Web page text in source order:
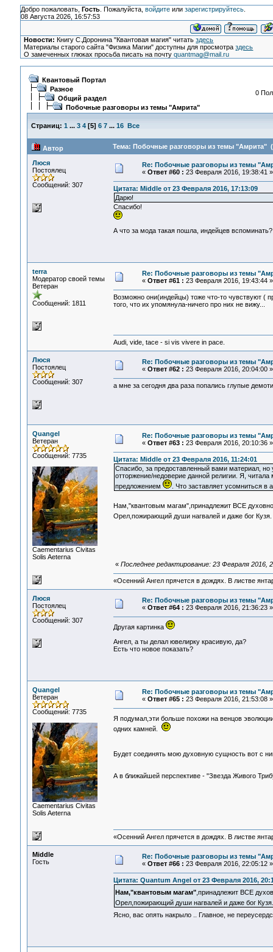
Добро пожаловать, Гость. Пожалуйста, войдитеили зарегистрируйтесь.
08 Августа 2026, 16:57:53
Новости: Книгу С.Доронина "Квантовая магия" читатьздесь
Материалы старого сайта "Физика Магии" доступны для просмотраздесь
О замеченных глюках просьба писать на почтуquantmag@mail.ru
Квантовый Портал
Разное
Общий раздел
Побочные разговоры из темы "Амрита"
0
Страниц: 1 ... 3 4[5] 6 7 ... 16 Все
Автор Тема: Побочные разговоры из темы "Амрита"
Люся
Постоялец
Сообщений: 307
Re: Побочные разговоры из темы
« Ответ #60 : 23 Февраля 2016, 19:38:41 »
Цитата: Middle от 23 Февраля 2016, 17:13:09
Дарю!
Спасибо!
А что за мода такая пошла, индейцев вспоминать?
terra
Модератор своей темы
Ветеран
Сообщений: 1811
Re: Побочные разговоры из темы
« Ответ #61 : 23 Февраля 2016, 19:43:44 »
Возможно они(индейцы) тоже что-то чувствуют (
того, что их упомянула-ничего про них не вижу...
Audi, vide, tace - si vis vivere in pace.
Люся
Постоялец
Сообщений: 307
Re: Побочные разговоры из темы
« Ответ #62 : 23 Февраля 2016, 20:04:00 »
а мне за сегодня два раза попались глупые
Quangel
Ветеран
Сообщений: 7735
Сaementarius Civitas
Solis Aeterna
Re: Побочные разговоры из темы
« Ответ #63 : 23 Февраля 2016, 20:10:36 »
Цитата: Middle от 23 Февраля 2016, 11:24:01
Спасибо, за предоставленный вами материал,
отторжение/недоверие данной религии. Я,
предложением
. Что заставляет усомниться в
Нам,"квантовым магам",принадлежит ВСЕ
Орел,пожирающий души нагвалей и даже бог
« Последнее редактирование: 23 Февраля 2016,
«Осенний Ангел прячется в дождях. В листве
Люся
Постоялец
Сообщений: 307
Re: Побочные разговоры из темы
« Ответ #64 : 23 Февраля 2016, 21:36:23 »
Другая картинка
Ангел, а ты делал ювелирку красивую, да?
Есть что новое показать?
Quangel
Ветеран
Сообщений: 7735
Сaementarius Civitas
Solis Aeterna
Re: Побочные разговоры из темы
« Ответ #65 : 23 Февраля 2016, 21:53:08 »
Я подумал,эти больше похожи на венцов
одних камней.
Будет соединять мою духовную сущность вот с
А в ближайшей перспективе - "Звезда Живого
«Осенний Ангел прячется в дождях. В листве
Middle
Гость
Re: Побочные разговоры из темы
« Ответ #66 : 23 Февраля 2016, 22:05:12 »
Цитата: Quantum Angel от 23 Февраля 2016,
Нам,"квантовым магам",принадлежит ВСЕ
Орел,пожирающий души нагвалей и даже бог
Ясно, вас опять накрыло .. Главное, не